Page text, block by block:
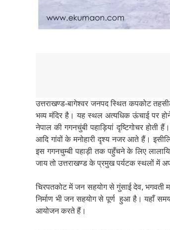
उत्तराखण्ड-बागेश्वर जनपद स्थित कपकोट
भव्य मंदिर है। यह स्थल अत्यधिक ऊंचाई पर
नेपाल की गगनचुंबी पहाड़ियां दृष्टिगोचर
आदि गांवों के मनोहारी दृश्य नजर आते हैं।
इस गगनचुम्बी पहाड़ी तक पहुँचने के लिए
जाय तो उत्तराखण्ड के प्रमुख पर्यटक स्थलों में
चिरपतकोट में जन सहयोग से गुंसाई देव, भगवती
निर्माण भी जन सहयोग से पूर्ण हुआ है। यहाँ
आयोजन करते हैं।